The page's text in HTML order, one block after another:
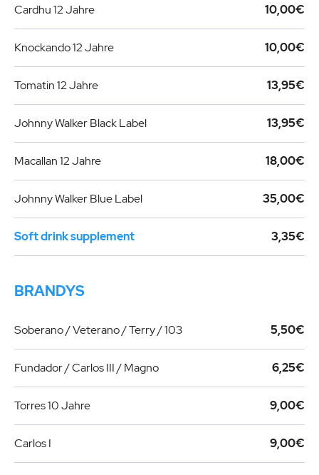
Cardhu 12 Jahre 10,00€
Knockando 12 Jahre 10,00€
Tomatin 12 Jahre 13,95€
Johnny Walker Black Label 13,95€
Macallan 12 Jahre 18,00€
Johnny Walker Blue Label 35,00€
Soft drink supplement 3,35€
BRANDYS
Soberano / Veterano / Terry / 103 5,50€
Fundador / Carlos III / Magno 6,25€
Torres 10 Jahre 9,00€
Carlos I 9,00€